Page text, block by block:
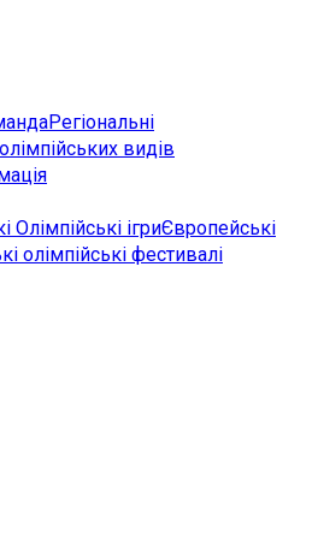
Регіональні
видів
Олімпійські ігриЄвропейські
олімпійські фестивалі